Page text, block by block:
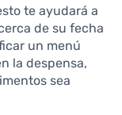
te ayudará a
de su fecha
un menú
la despensa,
sea